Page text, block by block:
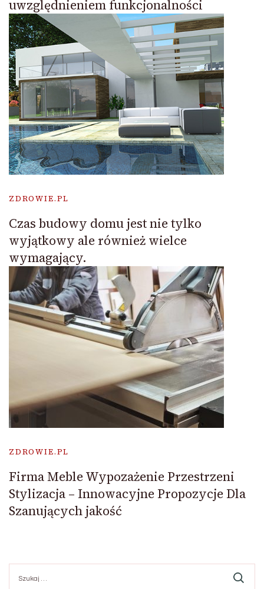
uwzględnieniem funkcjonalności
ZDROWIE.PL
Czas budowy domu jest nie tylko
wyjątkowy ale również wielce
wymagający.
ZDROWIE.PL
Firma Meble Wypozażenie Przestrzeni
Stylizacja – Innowacyjne Propozycje Dla
Szanujących jakość